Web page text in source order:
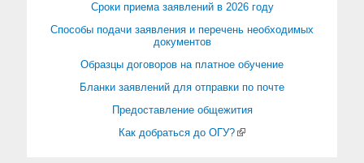
Сроки приема заявлений в 2026 году
Способы подачи заявления и перечень необходимых
документов
Образцы договоров на платное обучение
Бланки заявлений для отправки по почте
Предоставление общежития
Как добраться до ОГУ?